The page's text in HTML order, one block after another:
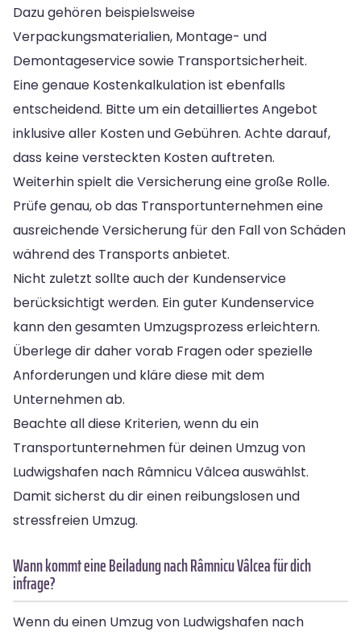
Dazu gehören beispielsweise
Verpackungsmaterialien, Montage- und
Demontageservice sowie Transportsicherheit.
Eine genaue Kostenkalkulation ist ebenfalls
entscheidend. Bitte um ein detailliertes Angebot
inklusive aller Kosten und Gebühren. Achte darauf,
dass keine versteckten Kosten auftreten.
Weiterhin spielt die Versicherung eine große Rolle.
Prüfe genau, ob das Transportunternehmen eine
ausreichende Versicherung für den Fall von Schäden
während des Transports anbietet.
Nicht zuletzt sollte auch der Kundenservice
berücksichtigt werden. Ein guter Kundenservice
kann den gesamten Umzugsprozess erleichtern.
Überlege dir daher vorab Fragen oder spezielle
Anforderungen und kläre diese mit dem
Unternehmen ab.
Beachte all diese Kriterien, wenn du ein
Transportunternehmen für deinen Umzug von
Ludwigshafen nach Râmnicu Vâlcea auswählst.
Damit sicherst du dir einen reibungslosen und
stressfreien Umzug.
Wann kommt eine Beiladung nach Râmnicu Vâlcea für dich
infrage?
Wenn du einen Umzug von Ludwigshafen nach